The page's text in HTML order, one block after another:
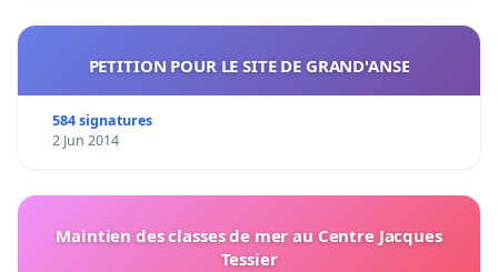
PETITION POUR LE SITE DE GRAND'ANSE
584 signatures
2 Jun 2014
Maintien des classes de mer au Centre Jacques
Tessier